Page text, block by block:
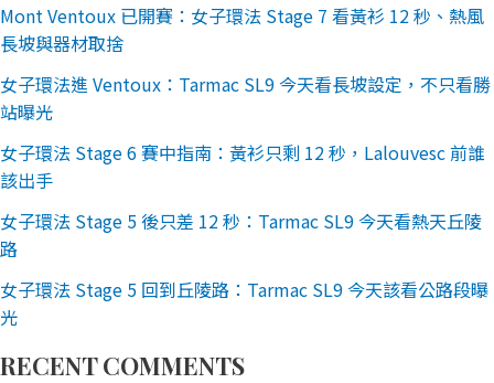
Mont Ventoux 已開賽：女子環法 Stage 7 看黃衫 12 秒、熱風
長坡與器材取捨
女子環法進 Ventoux：Tarmac SL9 今天看長坡設定，不只看勝
站曝光
女子環法 Stage 6 賽中指南：黃衫只剩 12 秒，Lalouvesc 前誰
該出手
女子環法 Stage 5 後只差 12 秒：Tarmac SL9 今天看熱天丘陵
路
女子環法 Stage 5 回到丘陵路：Tarmac SL9 今天該看公路段曝
光
RECENT COMMENTS